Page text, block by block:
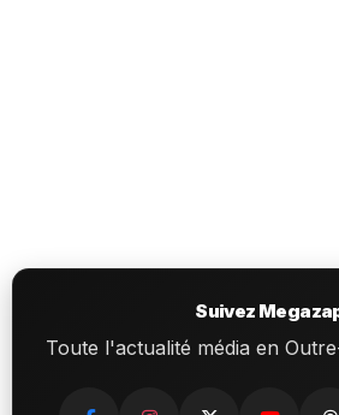
Suivez
Toute l'actualité média en